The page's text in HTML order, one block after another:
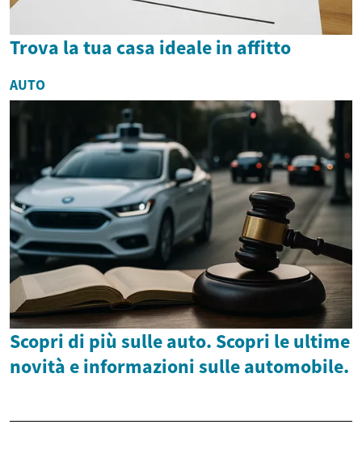
Trova la tua casa ideale in affitto
AUTO
Scopri di più sulle auto. Scopri le ultime
novità e informazioni sulle automobile.